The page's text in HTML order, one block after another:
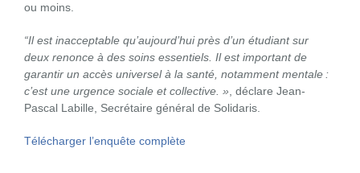
ou moins.
“Il est inacceptable qu’aujourd’hui près d’un étudiant sur
deux renonce à des soins essentiels. Il est important de
garantir un accès universel à la santé, notamment mentale :
c’est une urgence sociale et collective. », déclare Jean-
Pascal Labille, Secrétaire général de Solidaris.
Télécharger l’enquête complète